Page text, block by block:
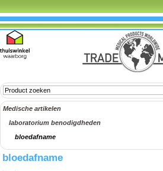
Medische artikelen
laboratorium benodigdheden
bloedafname
bloedafname